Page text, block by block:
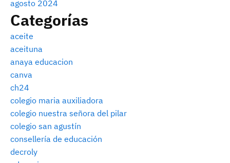
agosto 2024
Categorías
aceite
aceituna
anaya educacion
canva
ch24
colegio maria auxiliadora
colegio nuestra señora del pilar
colegio san agustín
consellería de educación
decroly